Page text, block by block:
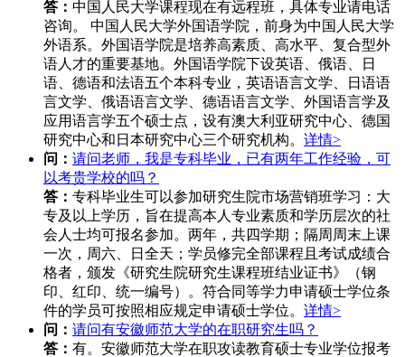
答： 中国人民大学课程现在有远程班，具体专业请电话
咨询。 中国人民大学外国语学院，前身为中国人民大学
外语系。外国语学院是培养高素质、高水平、复合型外
语人才的重要基地。外国语学院下设英语、俄语、日
语、德语和法语五个本科专业，英语语言文学、日语语
言文学、俄语语言文学、德语语言文学、外国语言学及
应用语言学五个硕士点，设有澳大利亚研究中心、德国
研究中心和日本研究中心三个研究机构。 详情>
问： 请问老师，我是专科毕业，已有两年工作经验，可
以考贵学校的吗？
答： 专科毕业生可以参加研究生院市场营销班学习：大
专及以上学历，旨在提高本人专业素质和学历层次的社
会人士均可报名参加。两年，共四学期；隔周周末上课
一次，周六、日全天；学员修完全部课程且考试成绩合
格者，颁发《研究生院研究生课程班结业证书》（钢
印、红印、统一编号）。符合同等学力申请硕士学位条
件的学员可按照相应规定申请硕士学位。 详情>
问： 请问有安徽师范大学的在职研究生吗？
答： 有。安徽师范大学在职攻读教育硕士专业学位报考